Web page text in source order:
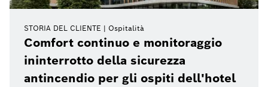
STORIA DEL CLIENTE Ospitalità
Comfort continuo e monitoraggio
ininterrotto della sicurezza
antincendio per gli ospiti dell'hotel